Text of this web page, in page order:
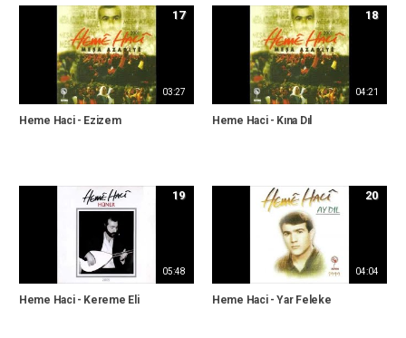
03:27
17
Heme Haci - Ezizem
04:21
18
Heme Haci - Kına Dıl
05:48
19
Heme Haci - Kereme Eli
04:04
20
Heme Haci - Yar Feleke